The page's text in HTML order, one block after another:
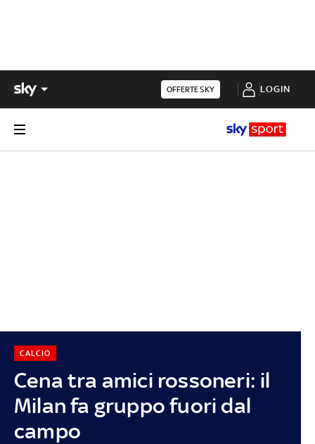
OFFERTE SKY LOGIN
Cena tra amici rossoneri: il
Milan fa gruppo fuori dal
campo
CALCIO